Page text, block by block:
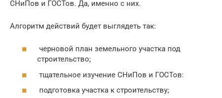
СНиПов и ГОСТов. Да, именно с них.
Алгоритм действий будет выглядеть так:
черновой план земельного участка под
строительство;
тщательное изучение СНиПов и ГОСТов:
подготовка участка к строительству;